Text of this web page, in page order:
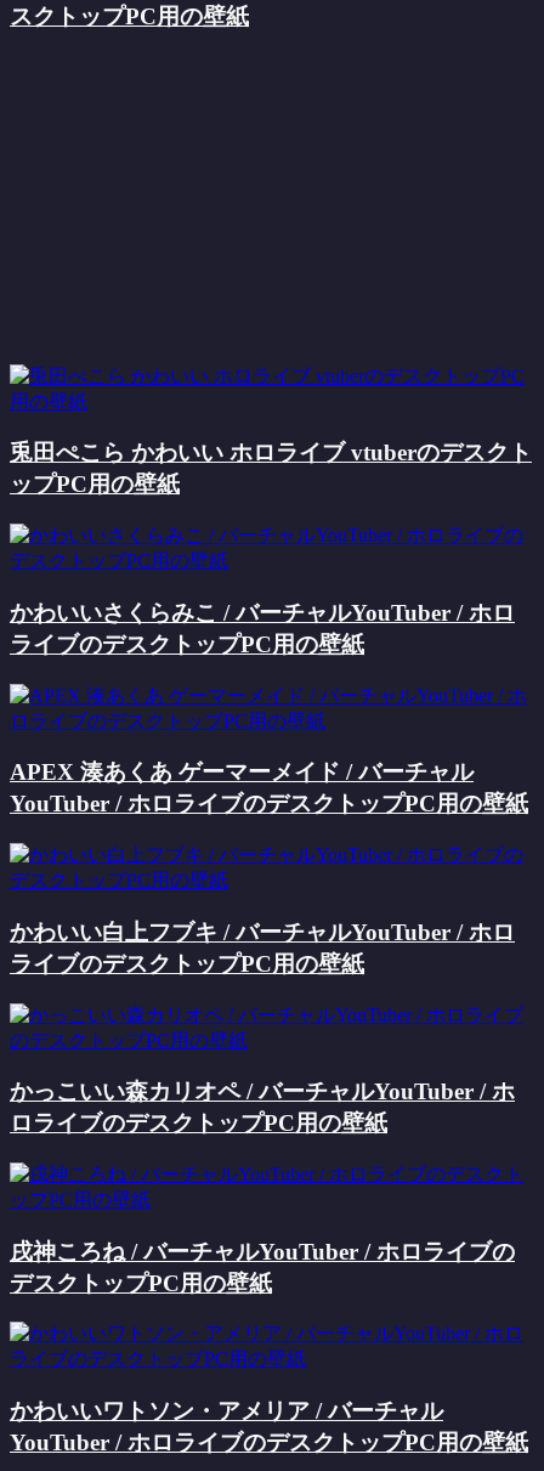
スクトップPC用の壁紙
兎田ぺこら かわいい ホロライブ vtuberのデスクト
ップPC用の壁紙
かわいいさくらみこ / バーチャルYouTuber / ホロ
ライブのデスクトップPC用の壁紙
APEX 湊あくあ ゲーマーメイド / バーチャル
YouTuber / ホロライブのデスクトップPC用の壁紙
かわいい白上フブキ / バーチャルYouTuber / ホロ
ライブのデスクトップPC用の壁紙
かっこいい森カリオペ / バーチャルYouTuber / ホ
ロライブのデスクトップPC用の壁紙
戌神ころね / バーチャルYouTuber / ホロライブの
デスクトップPC用の壁紙
かわいいワトソン・アメリア / バーチャル
YouTuber / ホロライブのデスクトップPC用の壁紙